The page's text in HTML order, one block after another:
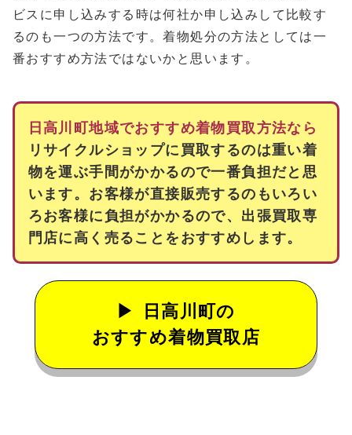
ビスに申し込みする時は何社か申し込みして比較す
るのも一つの方法です。着物処分の方法としては一
番おすすめ方法ではないかと思います。
日高川町地域でおすすめ着物買取方法なら
リサイクルショップに買取するのは重い着
物を運ぶ手間がかかるので一番負担だと思
います。お客様が直接販売するのもいろい
ろお客様に負担がかかるので、出張買取専
門店に高く売ることをおすすめします。
日高川町の
おすすめ着物買取店